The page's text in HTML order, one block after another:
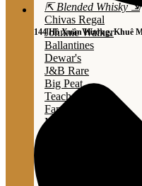
144 Hồ Xuân Hương, Khuê
⇱ Blended Whisky ⇲
Chivas Regal
Johnnie Walker
Ballantines
Dewar's
J&B Rare
Big Peat
Teacher's
Famous Grouse
Monkey Shouder